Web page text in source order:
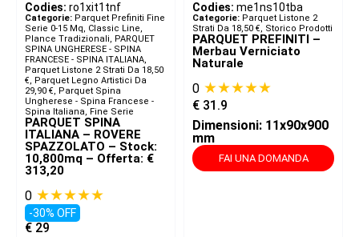
Codies: ro1xit1tnf
Categorie: Parquet Prefiniti Fine
Serie 0-15 Mq, Classic Line,
Plance Tradizionali, PARQUET
SPINA UNGHERESE - SPINA
FRANCESE - SPINA ITALIANA​,
Parquet Listone 2 Strati Da 18,50
€, Parquet Legno Artistici Da
29,90 €, Parquet Spina
Ungherese - Spina Francese -
Spina Italiana, Fine Serie
PARQUET SPINA
ITALIANA – ROVERE
SPAZZOLATO – Stock:
10,800mq – Offerta: €
313,20
0 ★★★★★
-30% OFF
€ 29
Codies: me1ns10tba
Categorie: Parquet Listone 2
Strati Da 18,50 €, Storico Prodotti
PARQUET PREFINITI –
Merbau Verniciato
Naturale
0 ★★★★★
€ 31.9
Dimensioni: 11x90x900
mm
FAI UNA DOMANDA